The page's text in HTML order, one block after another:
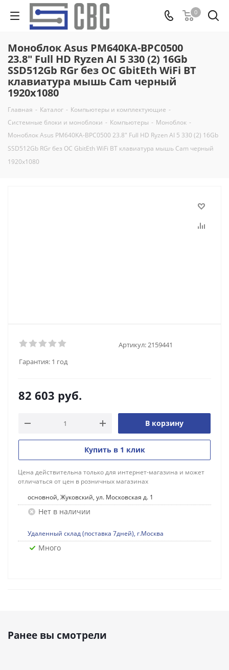
0
Моноблок Asus PM640KA-BPC0500
23.8" Full HD Ryzen AI 5 330 (2) 16Gb
SSD512Gb RGr без ОС GbitEth WiFi BT
клавиатура мышь Cam черный
1920x1080
Главная - Каталог - Компьютеры и комплектующие -
Системные блоки и моноблоки - Компьютеры - Моноблок -
Моноблок Asus PM640KA-BPC0500 23.8" Full HD Ryzen AI 5 330 (2) 16Gb
SSD512Gb RGr без ОС GbitEth WiFi BT клавиатура мышь Cam черный
1920x1080
Артикул: 2159441
Гарантия: 1 год
82 603 руб.
В корзину
Купить в 1 клик
Цена действительна только для интернет-магазина и может
отличаться от цен в розничных магазинах
основной, Жуковский, ул. Московская д. 1
Нет в наличии
Удаленный склад (поставка 7дней), г.Москва
Много
Ранее вы смотрели